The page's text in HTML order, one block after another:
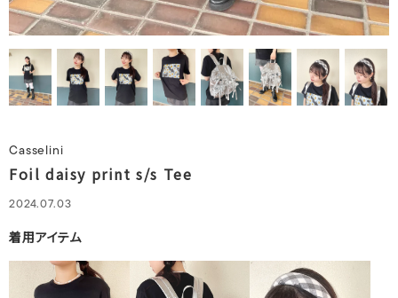
Casselini
Foil daisy print s/s Tee
2024.07.03
着用アイテム